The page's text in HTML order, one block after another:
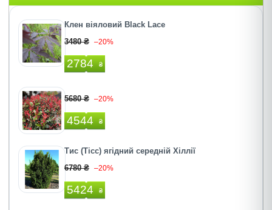
Клен віяловий Black Lace
3480 ₴ –20%
2784 ₴
5680 ₴ –20%
4544 ₴
Тис (Тісc) ягідний середній Хіллії
6780 ₴ –20%
5424 ₴